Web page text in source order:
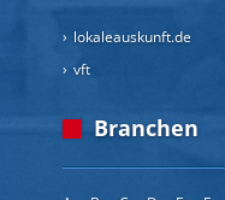
lokaleauskunft.de
vft
Branchen